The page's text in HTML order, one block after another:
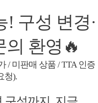
! 구성 변경·
의 환영🔥
/ 미판매 상품 / TTA 인증
청).